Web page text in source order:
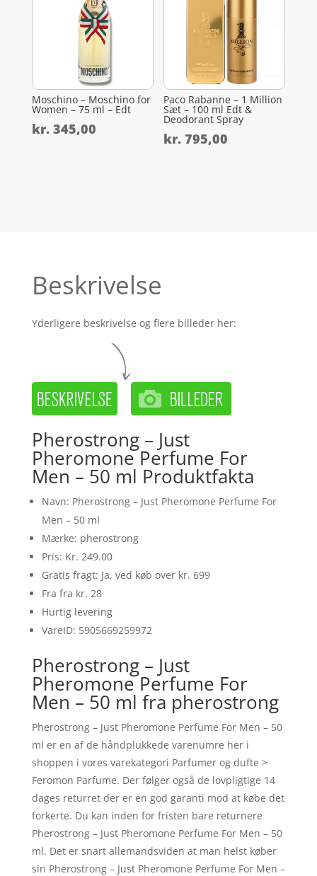
Moschino – Moschino for
Women – 75 ml – Edt
kr.345,00
Paco Rabanne – 1 Million
Sæt – 100 ml Edt &
Deodorant Spray
kr. 795,00
Beskrivelse
Yderligere beskrivelse og flere billeder her:
Pherostrong – Just
Pheromone Perfume For
Men – 50 ml Produktfakta
Navn: Pherostrong – Just Pheromone Perfume For
Men – 50 ml
Mærke: pherostrong
Pris: Kr. 249.00
Gratis fragt: Ja, ved køb over kr. 699
Fra fra kr. 28
Hurtig levering
VareID: 5905669259972
Pherostrong – Just
Pheromone Perfume For
Men – 50 ml fra pherostrong
Pherostrong – Just Pheromone Perfume For Men – 50
ml er en af de håndplukkede varenumre her i
shoppen i vores varekategori Parfumer og dufte >
Feromon Parfume. Der følger også de lovpligtige 14
dages returret der er en god garanti mod at købe det
forkerte. Du kan inden for fristen bare returnere
Pherostrong – Just Pheromone Perfume For Men – 50
ml. Det er snart allemandsviden at man helst køber
sin Pherostrong – Just Pheromone Perfume For Men –